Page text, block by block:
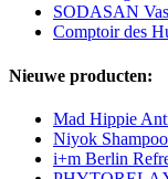
SODASAN
Comptoir des
Nieuwe producten:
Mad Hippie
Niyok
i+m Berlin